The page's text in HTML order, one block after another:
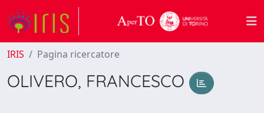
IRIS Pagina ricercatore
OLIVERO, FRANCESCO